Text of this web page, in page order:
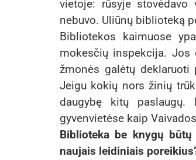
vietoje: rūsyje
nebuvo. Uliūnų biblioteką
Bibliotekos kaimuose
mokesčių inspekcija. Jos
žmonės galėtų
Jeigu kokių nors žinių
daugybę kitų paslaugų.
gyvenvietėse kaip
Biblioteka be knygų
naujais leidiniais